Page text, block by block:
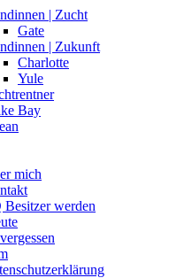
| Zucht
Gate
| Zukunft
Charlotte
Yule
Bay
mich
Besitzer werden